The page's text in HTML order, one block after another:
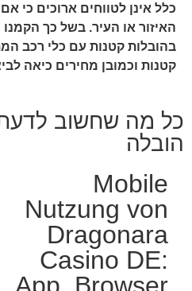
כלל אינן לטווחים ארוכים כי
האיזור או העיר. בשל כך
בהובלות קטנות עם כלי רכב
קטנות וכמובן מחירים כיאה
כל מה שחשוב לדעת
הובלה
Mobile
Nutzung von
Dragonara
Casino DE: